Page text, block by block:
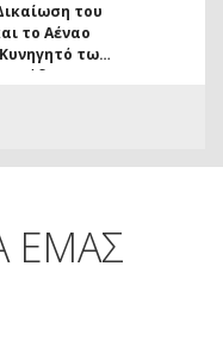
του
το Αέναο
των
ΕΜΑΣ